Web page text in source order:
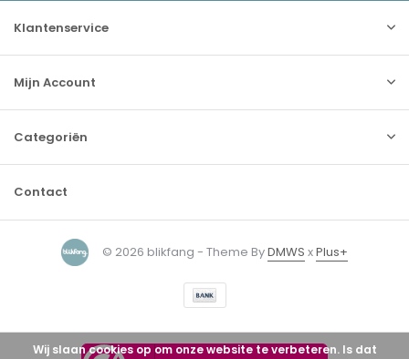
Klantenservice
Mijn Account
Categoriën
Contact
© 2026 blikfang - Theme ByDMWS xPlus+
Wij slaan cookies op om onze website te verbeteren. Is dat